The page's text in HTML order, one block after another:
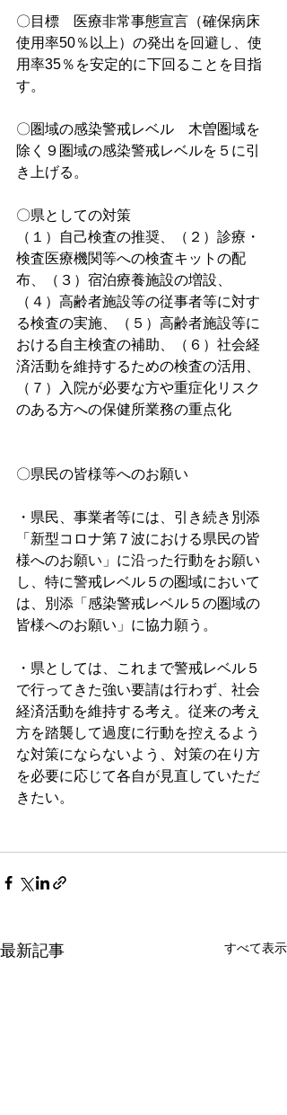
〇目標　医療非常事態宣言（確保病床
使用率50％以上）の発出を回避し、使
用率35％を安定的に下回ることを目指
す。
〇圏域の感染警戒レベル　木曽圏域を
除く９圏域の感染警戒レベルを５に引
き上げる。
〇県としての対策
（１）自己検査の推奨、（２）診療・
検査医療機関等への検査キットの配
布、（３）宿泊療養施設の増設、
（４）高齢者施設等の従事者等に対す
る検査の実施、（５）高齢者施設等に
おける自主検査の補助、（６）社会経
済活動を維持するための検査の活用、
（７）入院が必要な方や重症化リスク
のある方への保健所業務の重点化
〇県民の皆様等へのお願い
・県民、事業者等には、引き続き別添
「新型コロナ第７波における県民の皆
様へのお願い」に沿った行動をお願い
し、特に警戒レベル５の圏域において
は、別添「感染警戒レベル５の圏域の
皆様へのお願い」に協力願う。
・県としては、これまで警戒レベル５
で行ってきた強い要請は行わず、社会
経済活動を維持する考え。従来の考え
方を踏襲して過度に行動を控えるよう
な対策にならないよう、対策の在り方
を必要に応じて各自が見直していただ
きたい。
最新記事 すべて表示